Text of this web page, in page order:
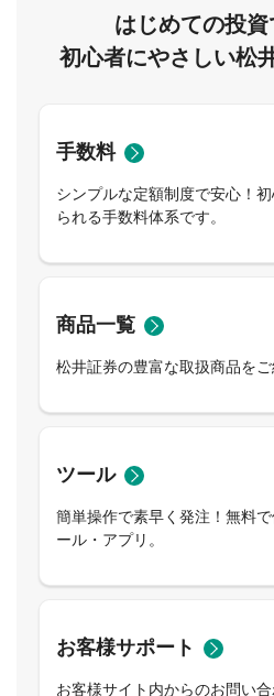
はじめての投資
初心者にやさしい松
手数料
シンプルな定額制度で安心！
られる手数料体系です。
商品一覧
松井証券の豊富な取扱商品をご
ツール
簡単操作で素早く発注！無料
ール・アプリ。
お客様サポート
お客様サイト内からのお問い